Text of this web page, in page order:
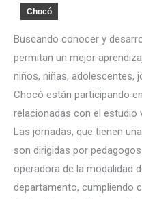
Chocó
Buscando conocer y
permitan un mejor
niños, niñas, adolescentes,
Chocó están participando
relacionadas con el estudio
Las jornadas, que tienen
son dirigidas por
operadora de la modalidad
departamento, cumpliendo